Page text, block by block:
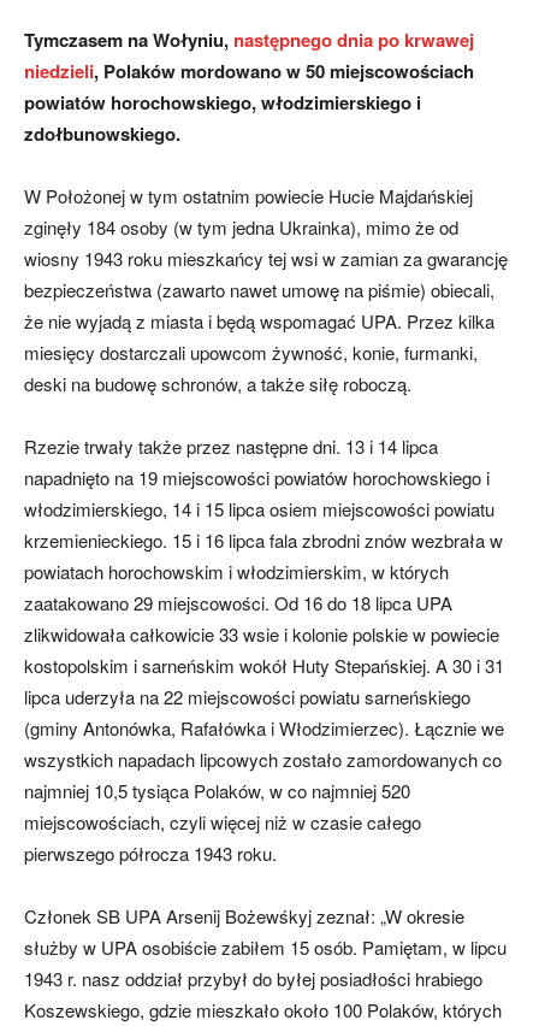
Tymczasem na Wołyniu, następnego dnia po krwawej
niedzieli, Polaków mordowano w 50 miejscowościach
powiatów horochowskiego, włodzimierskiego i
zdołbunowskiego.
W Położonej w tym ostatnim powiecie Hucie Majdańskiej
zginęły 184 osoby (w tym jedna Ukrainka), mimo że od
wiosny 1943 roku mieszkańcy tej wsi w zamian za gwarancję
bezpieczeństwa (zawarto nawet umowę na piśmie) obiecali,
że nie wyjadą z miasta i będą wspomagać UPA. Przez kilka
miesięcy dostarczali upowcom żywność, konie, furmanki,
deski na budowę schronów, a także siłę roboczą.
Rzezie trwały także przez następne dni. 13 i 14 lipca
napadnięto na 19 miejscowości powiatów horochowskiego i
włodzimierskiego, 14 i 15 lipca osiem miejscowości powiatu
krzemienieckiego. 15 i 16 lipca fala zbrodni znów wezbrała w
powiatach horochowskim i włodzimierskim, w których
zaatakowano 29 miejscowości. Od 16 do 18 lipca UPA
zlikwidowała całkowicie 33 wsie i kolonie polskie w powiecie
kostopolskim i sarneńskim wokół Huty Stepańskiej. A 30 i 31
lipca uderzyła na 22 miejscowości powiatu sarneńskiego
(gminy Antonówka, Rafałówka i Włodzimierzec). Łącznie we
wszystkich napadach lipcowych zostało zamordowanych co
najmniej 10,5 tysiąca Polaków, w co najmniej 520
miejscowościach, czyli więcej niż w czasie całego
pierwszego półrocza 1943 roku.
Członek SB UPA Arsenij Bożewśkyj zeznał: „W okresie
służby w UPA osobiście zabiłem 15 osób. Pamiętam, w lipcu
1943 r. nasz oddział przybył do byłej posiadłości hrabiego
Koszewskiego, gdzie mieszkało około 100 Polaków, których